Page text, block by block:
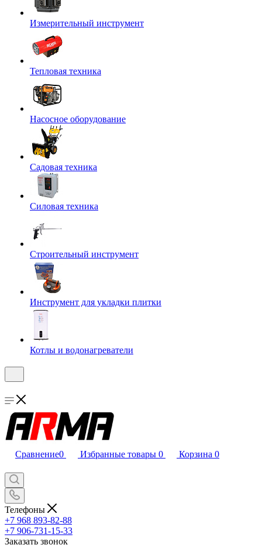
Измерительный инструмент
Тепловая техника
Насосное оборудование
Садовая техника
Силовая техника
Строительный инструмент
Инструмент для укладки плитки
Котлы и водонагреватели
Сравнение0 Избранные товары 0 Корзина 0
Телефоны
+7 968 893-82-88
+7 906-731-15-33
Заказать звонок